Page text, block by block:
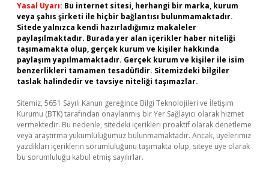
Yasal Uyarı: Bu internet sitesi, herhangi bir marka, kurum
veya şahıs şirketi ile hiçbir bağlantısı bulunmamaktadır.
Sitede yalnızca kendi hazırladığımız makaleler
paylaşılmaktadır. Burada yer alan içerikler haber niteliği
taşımamakta olup, gerçek kurum ve kişiler hakkında
paylaşım yapılmamaktadır. Gerçek kurum ve kişiler ile isim
benzerlikleri tamamen tesadüfidir. Sitemizdeki bilgiler
taslak halindedir ve tavsiye niteliği taşımazlar.
Sitemiz, 5651 Sayılı Kanun gereğince Bilgi Teknolojileri ve İletişim
Kurumu (BTK) tarafından onaylanmış bir Yer Sağlayıcı olarak hizmet
vermektedir. Bu nedenle, sitedeki içerikleri proaktif olarak denetleme
veya araştırma yükümlülüğümüz bulunmamaktadır. Ancak, üyelerimiz
yazdıkları içeriklerin sorumluluğunu taşımakta olup, siteye üye olarak
bu sorumluluğu kabul etmiş sayılırlar.